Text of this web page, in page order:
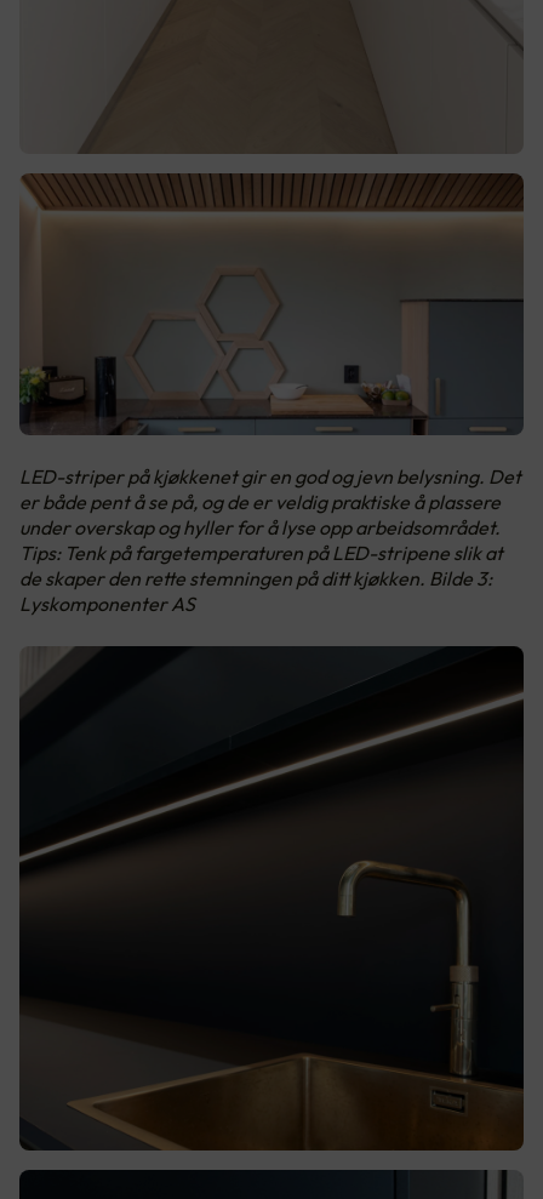
LED-striper på kjøkkenet gir en god og jevn belysning. Det
er både pent å se på, og de er veldig praktiske å plassere
under overskap og hyller for å lyse opp arbeidsområdet.
Tips: Tenk på fargetemperaturen på LED-stripene slik at
de skaper den rette stemningen på ditt kjøkken. Bilde 3:
Lyskomponenter AS